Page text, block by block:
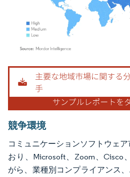
画像 © Mordor Intelligence。再利用にはCC
競争環境
コミュニケーションソフトウェ
おり、Microsoft、Zoom、Cisco
がら、業種別コンプライアンス